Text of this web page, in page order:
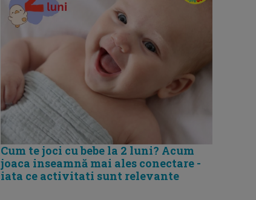
Cum te joci cu bebe la 2 luni? Acum
joaca inseamnă mai ales conectare -
iata ce activitati sunt relevante